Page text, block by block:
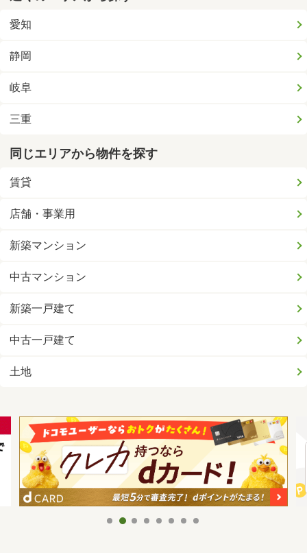
愛知
静岡
岐阜
三重
同じエリアから物件を探す
賃貸
店舗・事業用
新築マンション
中古マンション
新築一戸建て
中古一戸建て
土地